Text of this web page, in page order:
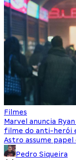
Filmes
Marvel anuncia
filme do anti-herói
Astro assume papel
Pedro Siqueira